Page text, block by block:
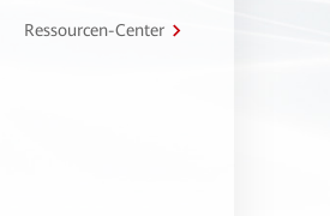
Ressourcen-Center